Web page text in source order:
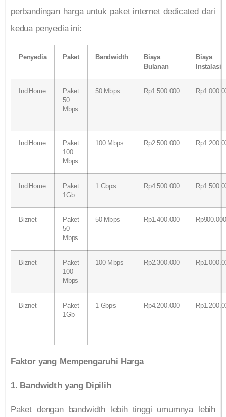
perbandingan harga untuk paket internet dedicated dari
kedua penyedia ini:
Penyedia Paket Bandwidth
Biaya
Bulanan
Biaya
Instalasi
IndiHome
Paket
50
Mbps
50 Mbps Rp1.500.000
IndiHome
Paket
100
Mbps
100 Mbps Rp2.500.000
IndiHome
Paket
1Gb
1 Gbps Rp4.500.000
Biznet
Paket
50
Mbps
50 Mbps Rp1.400.000 Rp900.000
Biznet
Paket
100
Mbps
100 Mbps Rp2.300.000
Biznet
Paket
1Gb
1 Gbps Rp4.200.000
Faktor yang Mempengaruhi Harga
1. Bandwidth yang Dipilih
Paket dengan bandwidth lebih tinggi umumnya lebih